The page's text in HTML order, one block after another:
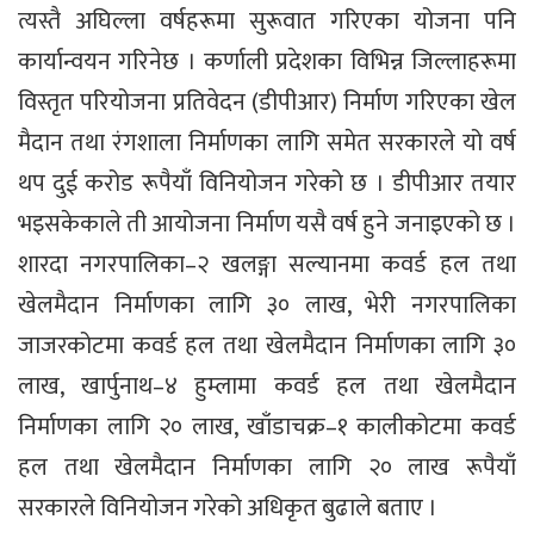
त्यस्तै अघिल्ला वर्षहरूमा सुरूवात गरिएका योजना पनि
कार्यान्वयन गरिनेछ । कर्णाली प्रदेशका विभिन्न जिल्लाहरूमा
विस्तृत परियोजना प्रतिवेदन (डीपीआर) निर्माण गरिएका खेल
मैदान तथा रंगशाला निर्माणका लागि समेत सरकारले यो वर्ष
थप दुई करोड रूपैयाँ विनियोजन गरेको छ । डीपीआर तयार
भइसकेकाले ती आयोजना निर्माण यसै वर्ष हुने जनाइएको छ ।
शारदा नगरपालिका–२ खलङ्गा सल्यानमा कवर्ड हल तथा
खेलमैदान निर्माणका लागि ३० लाख, भेरी नगरपालिका
जाजरकोटमा कवर्ड हल तथा खेलमैदान निर्माणका लागि ३०
लाख, खार्पुनाथ–४ हुम्लामा कवर्ड हल तथा खेलमैदान
निर्माणका लागि २० लाख, खाँडाचक्र–१ कालीकोटमा कवर्ड
हल तथा खेलमैदान निर्माणका लागि २० लाख रूपैयाँ
सरकारले विनियोजन गरेको अधिकृत बुढाले बताए ।